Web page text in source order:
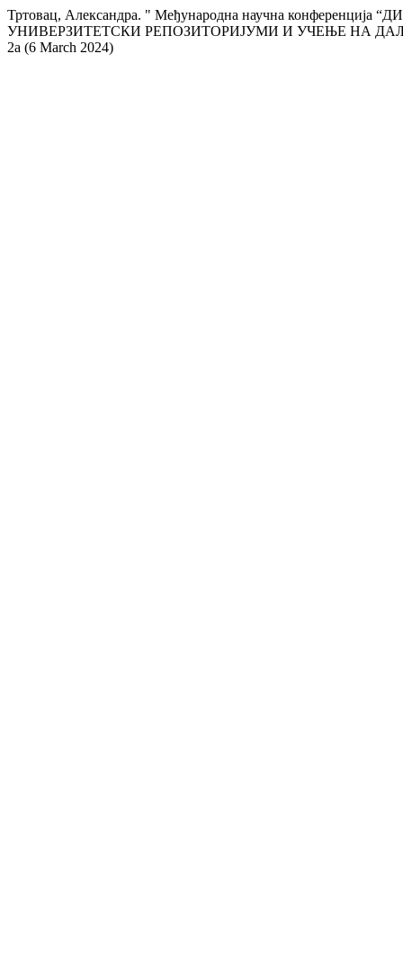
Тртовац, Александра. " Међународна научна
УНИВЕРЗИТЕТСКИ РЕПОЗИТОРИЈУМИ И УЧЕЊЕ НА
2a (6 March 2024)